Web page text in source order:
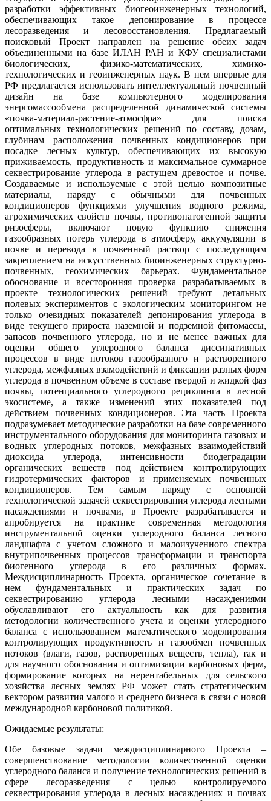
разработки эффективных биогеоинженерных технологий,
обеспечивающих такое депонирование в процессе
лесоразведения и лесовосстановления. Предлагаемый
поисковый Проект направлен на решение обеих задач
объединенными на базе ИЛАН РАН и КФУ специалистами
биологических, физико-математических, химико-
технологических и геоинженерных наук. В нем впервые для
РФ предлагается использовать интеллектуальный почвенный
дизайн на базе компьютерного моделирования
энергомассообмена распределенной динамической системы
«почва-материал-растение-атмосфра» для поиска
оптимальных технологических решений по составу, дозам,
глубинам расположения почвенных кондиционеров при
посадке лесных культур, обеспечивающих их высокую
приживаемость, продуктивность и максимальное суммарное
секвестрирование углерода в растущем древостое и почве.
Создаваемые и используемые с этой целью композитные
материалы, наряду с обычными для почвенных
кондиционеров функциями улучшения водного режима,
агрохимических свойств почвы, противопатогенной защиты
ризосферы, включают новую функцию снижения
газообразных потерь углерода в атмосферу, аккумуляции в
почве и перевода в почвенный раствор с последующим
закреплением на искусственных биоинженерных структурно-
почвенных, геохимических барьерах. Фундаментальное
обоснование и всесторонняя проверка разрабатываемых в
проекте технологических решений требуют детальных
полевых экспериментов с экологическим мониторингом не
только очевидных показателей депонирования углерода в
виде текущего прироста наземной и подземной фитомассы,
запасов почвенного углерода, но и не менее важных для
оценки общего углеродного баланса диссипативных
процессов в виде потоков газообразного и растворенного
углерода, межфазных взамодействий и фиксации разных форм
углерода в почвенном объеме в составе твердой и жидкой фаз
почвы, потенциального углеродного рециклинга в лесной
экосистеме, а также изменений этих показателей под
действием почвенных кондиционеров. Эта часть Проекта
подразумевает методические разработки на базе современного
инструментального оборудования для мониторинга газовых и
водных углеродных потоков, межфазных взаимодействий
диоксида углерода, интенсивности биодеградации
органических веществ под действием контролирующих
гидротермических факторов и применяемых почвенных
кондиционеров. Тем самым наряду с основной
технологической задачей секвестрирования углерода лесными
насаждениями и почвами, в Проекте разрабатывается и
апробируется на практике современная методология
инструментальной оценки углеродного баланса лесного
ландшафта с учетом сложного и малоизученного спектра
внутрипочвенных процессов трансформации и транспорта
биогенного углерода в его различных формах.
Междисциплинарность Проекта, органическое сочетание в
нем фундаментальных и практических задач по
секвестрированию углерода лесными насаждениями
обуславливают его актуальность как для развития
методологии количественного учета и оценки углеродного
баланса с использованием математического моделирования
контролирующих продуктивность и газообмен почвенных
потоков (влаги, газов, растворенных веществ, тепла), так и
для научного обоснования и оптимизации карбоновых ферм,
формирование которых на нерентабельных для сельского
хозяйства лесных землях РФ может стать стратегическим
вектором развития малого и среднего бизнеса в связи с новой
международной карбоновой политикой.
Ожидаемые результаты:
Обе базовые задачи междисциплинарного Проекта –
совершенствование методологии количественной оценки
углеродного баланса и получение технологических решений в
сфере лесоразведения с целью контролируемого
секвестрирования углерода в лесных насаждениях и почвах